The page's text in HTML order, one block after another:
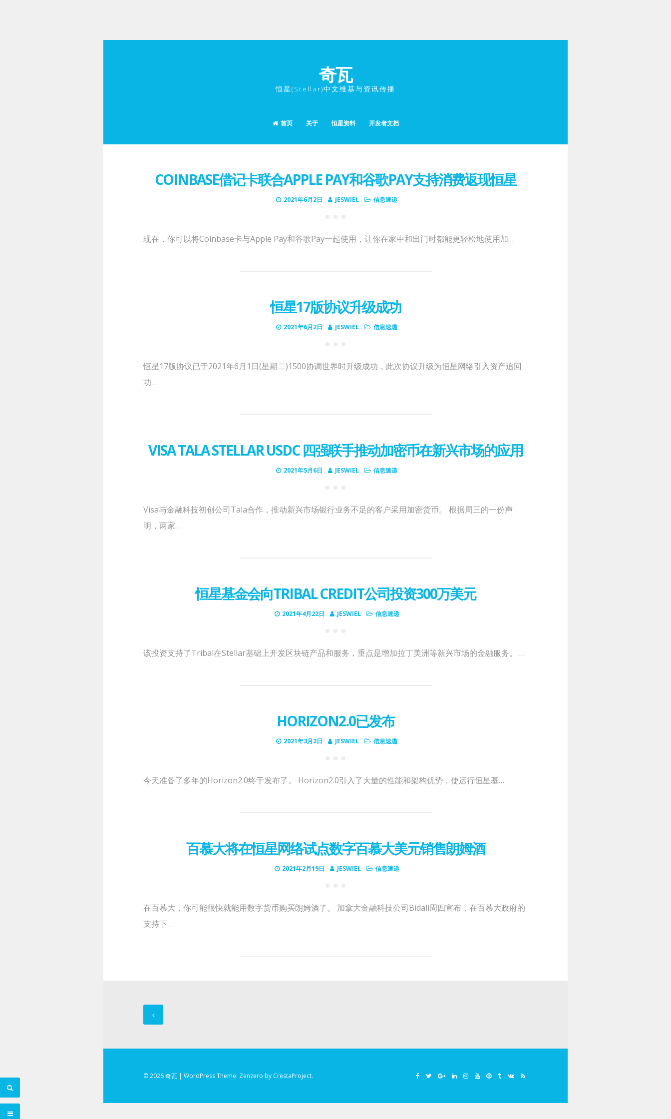
奇瓦
恒星(Stellar)中文维基与资讯传播
首页 关于 恒星资料 开发者文档
COINBASE借记卡联合APPLE PAY和谷歌PAY支持消费返现恒星
2021年6月2日 JESWIEL 信息速递
现在，你可以将Coinbase卡与Apple Pay和谷歌Pay一起使用，让你在家中和出门时都能更轻松地使用加…
恒星17版协议升级成功
2021年6月2日 JESWIEL 信息速递
恒星17版协议已于2021年6月1日(星期二)1500协调世界时升级成功，此次协议升级为恒星网络引入资产追回
功…
VISA TALA STELLAR USDC 四强联手推动加密币在新兴市场的应用
2021年5月6日 JESWIEL 信息速递
Visa与金融科技初创公司Tala合作，推动新兴市场银行业务不足的客户采用加密货币。 根据周三的一份声
明，两家…
恒星基金会向TRIBAL CREDIT公司投资300万美元
2021年4月22日 JESWIEL 信息速递
该投资支持了Tribal在Stellar基础上开发区块链产品和服务，重点是增加拉丁美洲等新兴市场的金融服务。 …
HORIZON2.0已发布
2021年3月2日 JESWIEL 信息速递
今天准备了多年的Horizon2.0终于发布了。 Horizon2.0引入了大量的性能和架构优势，使运行恒星基…
百慕大将在恒星网络试点数字百慕大美元销售朗姆酒
2021年2月19日 JESWIEL 信息速递
在百慕大，你可能很快就能用数字货币购买朗姆酒了。 加拿大金融科技公司Bidali周四宣布，在百慕大政府的
支持下…
Posts
navigation
© 2026 奇瓦 | WordPress Theme: Zenzero by CrestaProject. Facebook
TwitterGoogleLinkedinInstagramYouTubePinterest
TumblrVK RSS